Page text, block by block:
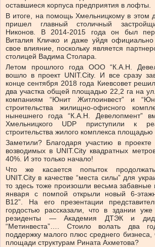
оставшиеся корпуса предприятия в лофты.
В итоге, на помощь Хмельницкому в этом
пришел главный столичный
Никонов. В 2014-2015 года он был
Виталия Кличко и даже уйдя
свое влияние, поскольку является
столицей Вадима Столара.
Летом прошлого года ООО “К.А.Н.
вошло в проект UNIT.City. И все сразу
конце сентября 2018 года Киевсовет
два участка общей площадью 22,2 га на
компаниям “Юнит Житлоинвест” и
строительства жилищно-офисного
нынешнего года “К.А.Н. Девелопмент”
Хмельницкого UDP приступили к
строительства жилого комплекса площадью
Заметили? Благодаря участию в
возводимых в UNIT.City квадратных
40%. И это только начало!
Что же касается попыток продолжать
UNIT.City в качестве “места силы” для
то здесь тоже произошли весьма
января с помпой открыли новый 6-
B12”. На его презентации
гордостью рассказали, что в здании
резиденты — Академия ДТЭК и
“Метинвеста”…. Стоило волать два
поддержку малого плюс среднего бизнеса,
площади структурам Рината Ахметова?